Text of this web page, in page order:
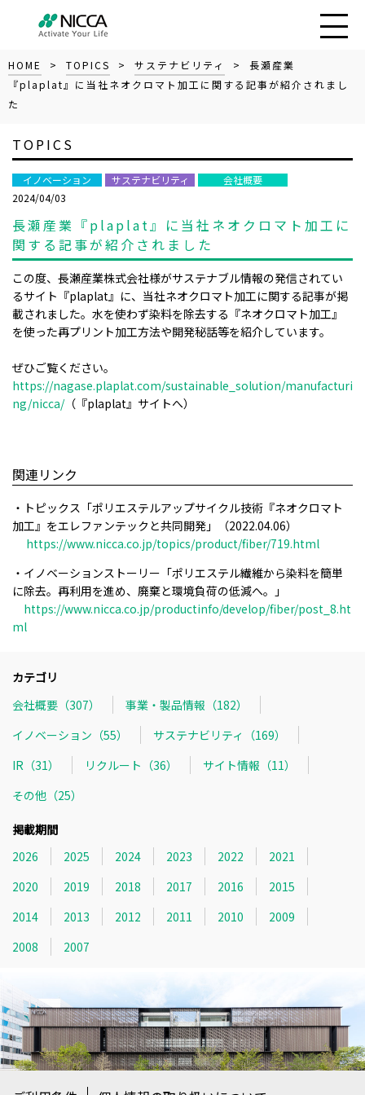
HOME > TOPICS > サステナビリティ
> 長瀬産業
『plaplat』に当社ネオクロマト加工に関する記事が紹介されまし
た
TOPICS
イノベーション サステナビリティ
会社概要
2024/04/03
長瀬産業『plaplat』に当社ネオクロマト加工に
関する記事が紹介されました
この度、長瀬産業株式会社様がサステナブル情報の発信されてい
るサイト『plaplat』に、当社ネオクロマト加工に関する記事が掲
載されました。水を使わず染料を除去する『ネオクロマト加工』
を使った再プリント加工方法や開発秘話等を紹介しています。
ぜひご覧ください。
https://nagase.plaplat.com/sustainable_solution/manufacturi
ng/nicca/（『plaplat』サイトへ）
関連リンク
・トピックス「ポリエステルアップサイクル技術『ネオクロマト
加工』をエレファンテックと共同開発」（2022.04.06）
https://www.nicca.co.jp/topics/product/fiber/719.html
・イノベーションストーリー「ポリエステル繊維から染料を簡単
に除去。再利用を進め、廃棄と環境負荷の低減へ。」
https://www.nicca.co.jp/productinfo/develop/fiber/post_8.ht
ml
カテゴリ
会社概要（307）
事業・製品情報（182）
イノベーション（55）
サステナビリティ（169）
IR（31）
リクルート（36）
サイト情報（11）
その他（25）
掲載期間
2026
2025 2024 2023 2022
2021
2020
2019 2018 2017 2016
2015
2014
2013 2012 2011 2010
2009
2008
2007